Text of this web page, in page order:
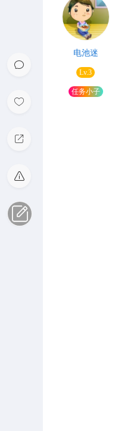
电池迷
Lv.3
任务小子